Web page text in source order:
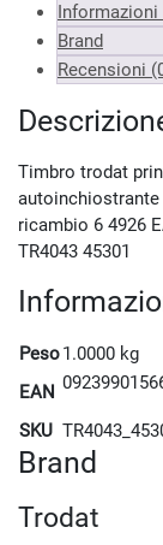
Informazioni
Brand
Recensioni
Timbro trodat
autoinchiostrante
ricambio 6 4926
TR4043 45301
Peso1.0000 kg
EAN
SKU
Brand
Trodat